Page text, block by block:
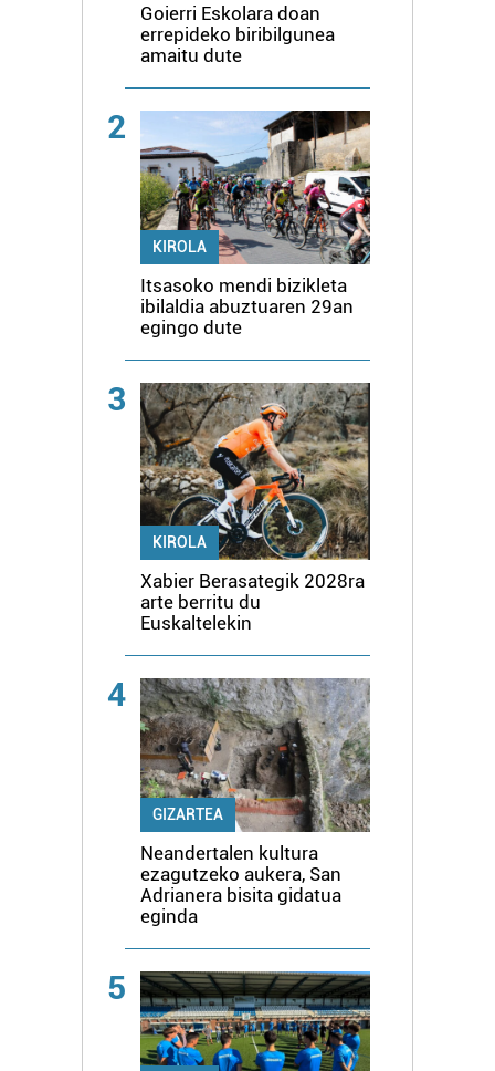
Goierri Eskolara doan
errepideko biribilgunea
amaitu dute
2
KIROLA
Itsasoko mendi bizikleta
ibilaldia abuztuaren 29an
egingo dute
3
KIROLA
Xabier Berasategik 2028ra
arte berritu du
Euskaltelekin
4
GIZARTEA
Neandertalen kultura
ezagutzeko aukera, San
Adrianera bisita gidatua
eginda
5